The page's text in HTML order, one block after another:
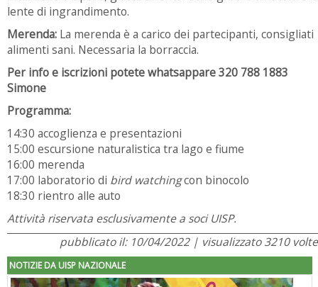
lente di ingrandimento.
Merenda: La merenda è a carico dei partecipanti, consigliati
alimenti sani. Necessaria la borraccia.
Per info e iscrizioni potete whatsappare 320 788 1883
Simone
Programma:
14:30 accoglienza e presentazioni
15:00 escursione naturalistica tra lago e fiume
16:00 merenda
17:00 laboratorio di bird watchingcon binocolo
18:30 rientro alle auto
Attività riservata esclusivamente a soci UISP.
pubblicato il: 10/04/2022 | visualizzato 3210 volte
NOTIZIE DA UISP NAZIONALE